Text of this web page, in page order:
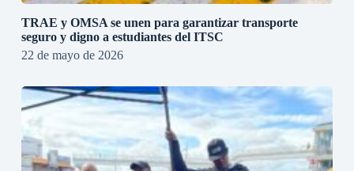
TRAE y OMSA se unen para garantizar transporte
seguro y digno a estudiantes del ITSC
22 de mayo de 2026